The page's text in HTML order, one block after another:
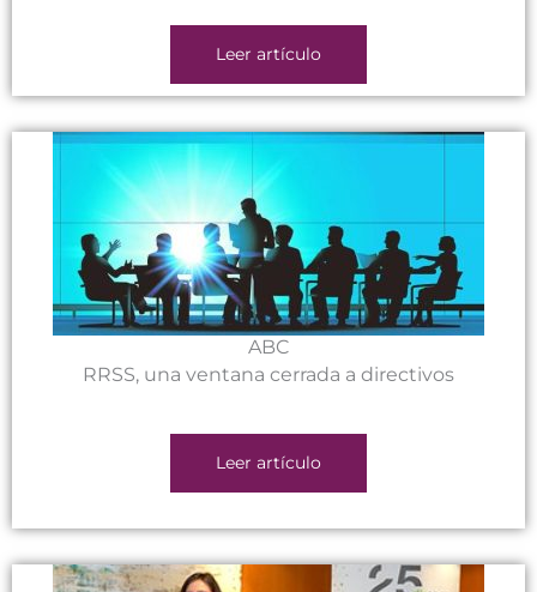
Leer artículo
ABC
RRSS, una ventana cerrada a directivos
Leer artículo